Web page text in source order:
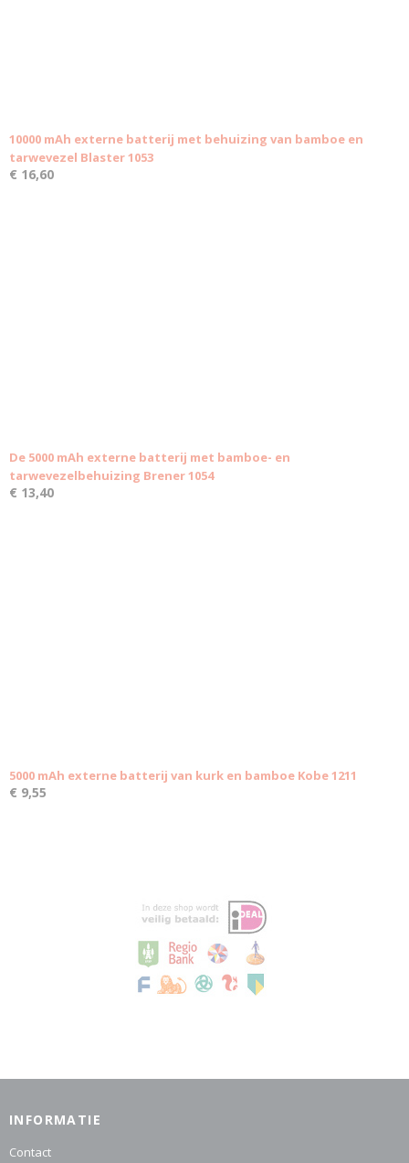
10000 mAh externe batterij met behuizing van bamboe en
tarwevezel Blaster 1053
€ 16,60
De 5000 mAh externe batterij met bamboe- en
tarwevezelbehuizing Brener 1054
€ 13,40
5000 mAh externe batterij van kurk en bamboe Kobe 1211
€ 9,55
INFORMATIE
Contact